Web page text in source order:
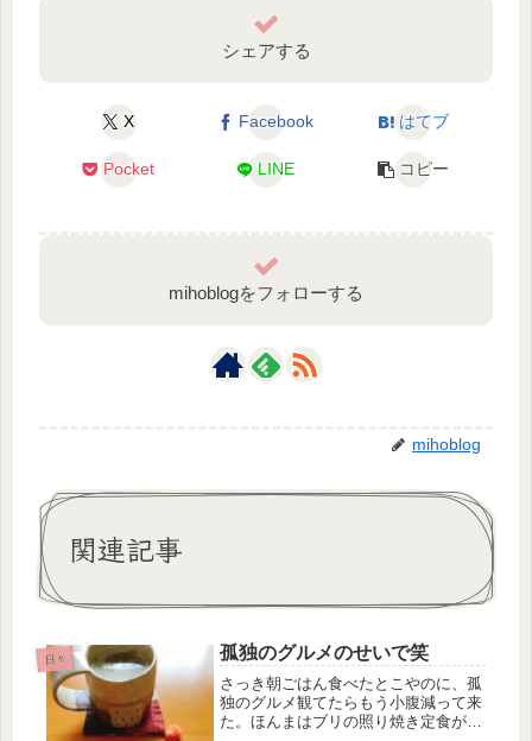
シェアする
X Facebook はてブ
Pocket LINE コピー
mihoblogをフォローする
mihoblog
関連記事
日々 孤独のグルメのせいで笑
さっき朝ごはん食べたとこやのに、孤
独のグルメ観てたらもう小腹減って来
た。ほんまはブリの照り焼き定食が食